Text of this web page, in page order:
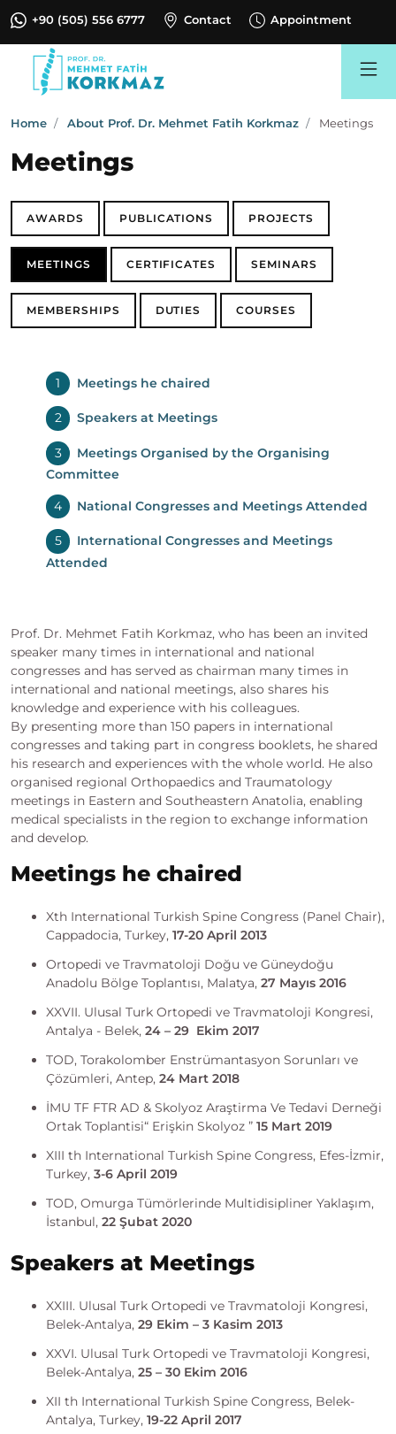
+90 (505) 556 6777 Contact Appointment
Home About Prof. Dr. Mehmet Fatih Korkmaz Meetings
Meetings
AWARDS PUBLICATIONS PROJECTS
MEETINGS CERTIFICATES SEMINARS
MEMBERSHIPS DUTIES COURSES
Meetings he chaired
Speakers at Meetings
Meetings Organised by the Organising
Committee
National Congresses and Meetings Attended
International Congresses and Meetings
Attended
Prof. Dr. Mehmet Fatih Korkmaz, who has been an invited
speaker many times in international and national
congresses and has served as chairman many times in
international and national meetings, also shares his
knowledge and experience with his colleagues.
By presenting more than 150 papers in international
congresses and taking part in congress booklets, he shared
his research and experiences with the whole world. He also
organised regional Orthopaedics and Traumatology
meetings in Eastern and Southeastern Anatolia, enabling
medical specialists in the region to exchange information
and develop.
Meetings he chaired
Xth International Turkish Spine Congress (Panel Chair),
Cappadocia, Turkey, 17-20 April 2013
Ortopedi ve Travmatoloji Doğu ve Güneydoğu
Anadolu Bölge Toplantısı, Malatya, 27 Mayıs 2016
XXVII. Ulusal Turk Ortopedi ve Travmatoloji Kongresi,
Antalya - Belek, 24 – 29 Ekim 2017
TOD, Torakolomber Enstrümantasyon Sorunları ve
Çözümleri, Antep, 24 Mart 2018
İMU TF FTR AD & Skolyoz Araştirma Ve Tedavi Derneği
Ortak Toplantisi“ Erişkin Skolyoz ” 15 Mart 2019
XIII th International Turkish Spine Congress, Efes-İzmir,
Turkey, 3-6 April 2019
TOD, Omurga Tümörlerinde Multidisipliner Yaklaşım,
İstanbul, 22 Şubat 2020
Speakers at Meetings
XXIII. Ulusal Turk Ortopedi ve Travmatoloji Kongresi,
Belek-Antalya, 29 Ekim – 3 Kasim 2013
XXVI. Ulusal Turk Ortopedi ve Travmatoloji Kongresi,
Belek-Antalya, 25 – 30 Ekim 2016
XII th International Turkish Spine Congress, Belek-
Antalya, Turkey, 19-22 April 2017